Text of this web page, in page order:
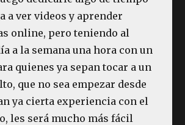
a ver videos y aprender
online, pero teniendo al
a la semana una hora con un
quienes ya sepan tocar a un
que no sea empezar desde
ya cierta experiencia con el
les será mucho más fácil